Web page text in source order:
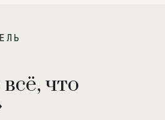
что